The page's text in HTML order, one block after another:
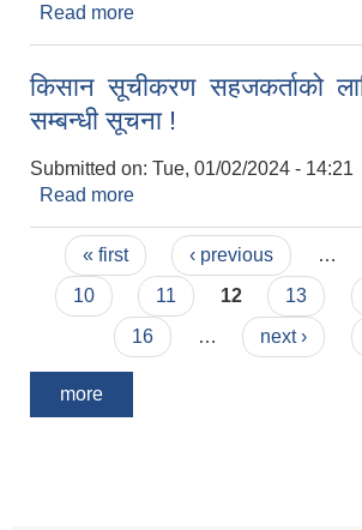
Read more
किसान सूचीकरण सहजकर्ताको
सम्बन्धी सूचना !
Submitted on: Tue, 01/02/2024 - 14:21
Read more
Pages
« first ‹ previous …
10
11 12 13
16
… next ›
more